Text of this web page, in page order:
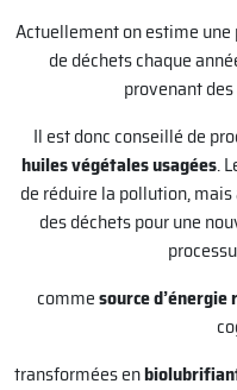
Actuellement on estime
de déchets chaque
provenant
Il est donc conseillé de
huiles végétales usagées.
de réduire la pollution,
des déchets pour une
commesource
transformées en